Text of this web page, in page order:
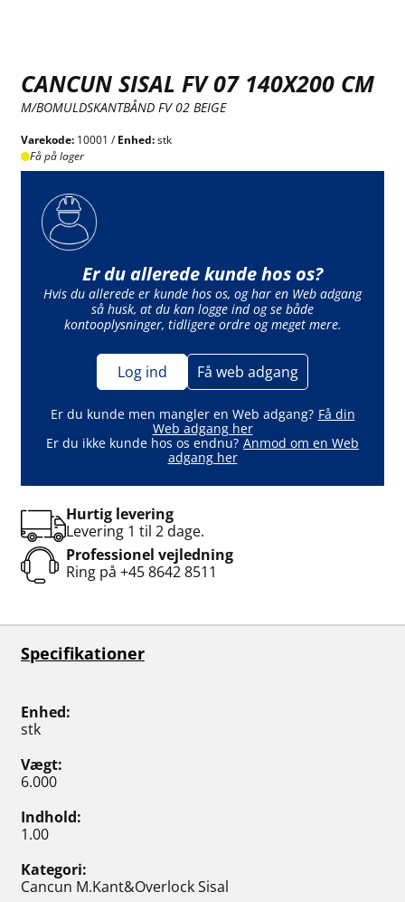
CANCUN SISAL FV 07 140X200 CM
M/BOMULDSKANTBÅND FV 02 BEIGE
Varekode: 10001 /Enhed:stk
Få på lager
Er du allerede kunde hos os?
Hvis du allerede er kunde hos os, og har en Web adgang
så husk, at du kan logge ind og se både
kontooplysninger, tidligere ordre og meget mere.
Log ind Få web adgang
Er du kunde men mangler en Web adgang? Få din
Web adgang her
Er du ikke kunde hos os endnu? Anmod om en Web
adgang her
Hurtig levering
Levering 1 til 2 dage.
Professionel vejledning
Ring på +45 8642 8511
Specifikationer
Enhed
stk
Vægt
6.000
Indhold
1.00
Kategori
Cancun M.Kant&Overlock Sisal